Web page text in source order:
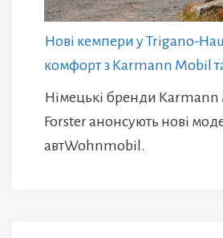
Нові кемпери у Trigano-
комфорт з Karmann Mobil
Німецькі бренди Karmann
Forster анонсують нові
автWohnmobil.